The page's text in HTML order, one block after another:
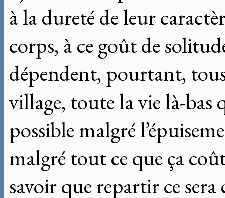
à la dureté de leur
corps, à ce goût de
dépendent, pourtant,
village, toute la vie là-bas
possible malgré
malgré tout ce que ça
savoir que repartir ce